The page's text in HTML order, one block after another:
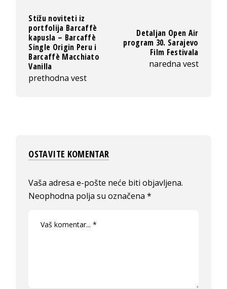
Stižu noviteti iz
portfolija Barcaffè
kapusla – Barcaffè
Single Origin Peru i
Barcaffè Macchiato
Vanilla
prethodna vest
Detaljan Open Air
program 30. Sarajevo
Film Festivala
naredna vest
OSTAVITE KOMENTAR
Vaša adresa e-pošte neće biti objavljena.
Neophodna polja su označena*